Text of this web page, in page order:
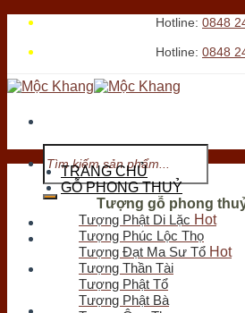
Skip
content
Hotline: 0848
Hotline: 0848
Tìm
kiếm:
Tới xem cửa hàng
Chưa có sản
Tìm
TRANG CHỦ
GỖ PHONG THUỶ
Tượng gỗ phong
Tượng Phật Di Lặc
Tượng Phúc Lộc Thọ
Tượng Đạt Ma Sư Tổ
Tượng Thần Tài
Tượng Phật Tổ
Tượng Phật Bà